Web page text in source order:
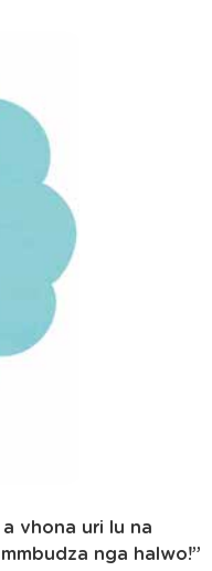
vhona uri lu na
nga halwo!”